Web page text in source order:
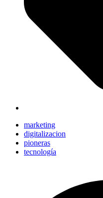
marketing
digitalizacion
pioneras
tecnología